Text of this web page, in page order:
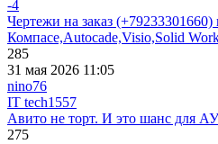
-4
Чертежи на заказ (+79233301660)
Компасе,Autocade,Visio,Solid
285
31 мая 2026 11:05
nino76
IT tech1557
Авито не торт. И это шанс для АУ
275